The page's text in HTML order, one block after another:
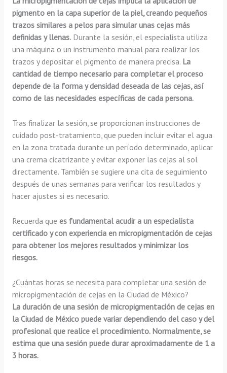
pigmento en la capa superior de la piel, creando pequeños
trazos similares a pelos para simular unas cejas más
definidas y llenas.Durante la sesión, el especialista utiliza
una máquina o un instrumento manual para realizar los
trazos y depositar el pigmento de manera precisa. La
cantidad de tiempo necesario para completar el proceso
depende de la forma y densidad deseada de las cejas, así
como de las necesidades específicas de cada persona.
Tras finalizar la sesión, se proporcionan instrucciones de
cuidado post-tratamiento, que pueden incluir evitar el agua
en la zona tratada durante un período determinado, aplicar
una crema cicatrizante y evitar exponer las cejas al sol
directamente. También se sugiere una cita de seguimiento
después de unas semanas para verificar los resultados y
hacer ajustes si es necesario.
Recuerda que es fundamental acudir a un especialista
certificado y con experiencia en micropigmentación de cejas
para obtener los mejores resultados y minimizar los
riesgos.
¿Cuántas horas se necesita para completar una sesión de
micropigmentación de cejas en la Ciudad de México?
La duración de una sesión de micropigmentación de cejas en
la Ciudad de México puede variar dependiendo del caso y del
profesional que realice el procedimiento. Normalmente, se
estima que una sesión puede durar aproximadamente de 1 a
3 horas.